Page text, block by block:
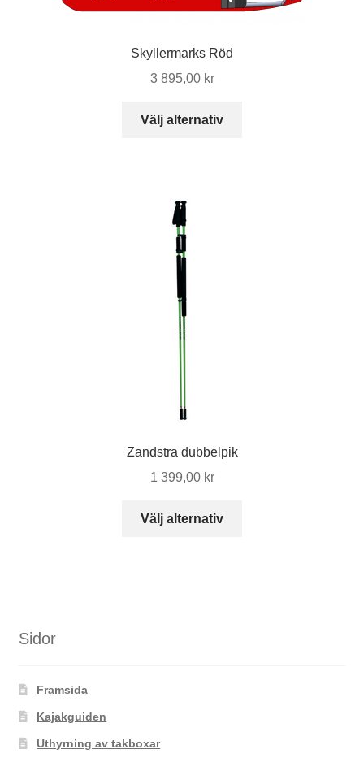
Skyllermarks Röd
3 895,00 kr
Välj alternativ
Zandstra dubbelpik
1 399,00 kr
Välj alternativ
Sidor
Framsida
Kajakguiden
Uthyrning av takboxar